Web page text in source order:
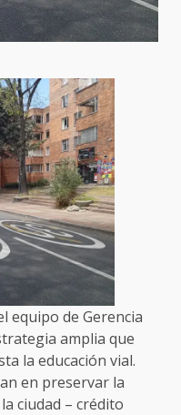
equipo de Gerencia
amplia que
la educación vial.
en preservar la
ciudad – crédito